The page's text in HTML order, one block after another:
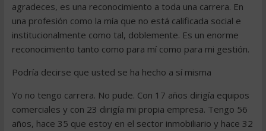
agradeces, es una reconocimiento a toda una carrera. En
una profesión como la mía que no está calificada social e
institucionalmente como tal, doblemente. Es un enorme
reconocimiento tanto como para mí como para mi gestión.
Podría decirse que usted se ha hecho a sí misma
Yo no tengo carrera. No pude. Con 17 años dirigía equipos
comerciales y con 23 dirigía mi propia empresa. Tengo 56
años, hace 35 que estoy en el sector inmobiliario y hace 32